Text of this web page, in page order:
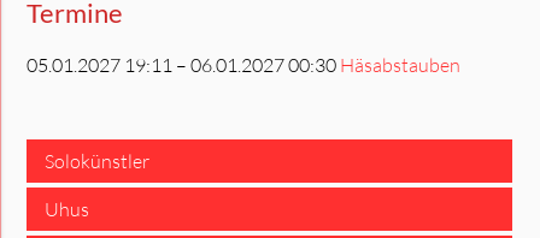
Termine
05.01.2027 19:11 – 06.01.2027 00:30 Häsabstauben
Solokünstler
Uhus